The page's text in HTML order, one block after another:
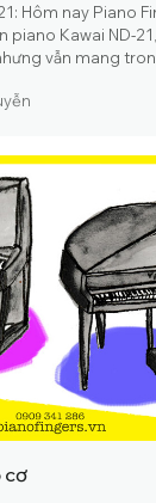
Hôm nay Piano
piano Kawai ND-
vẫn mang
cơ